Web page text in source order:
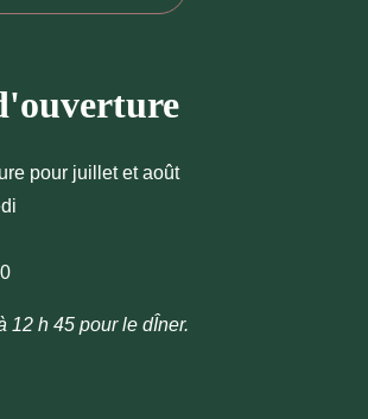
pour juillet et août
12 h 45 pour le dÎner.